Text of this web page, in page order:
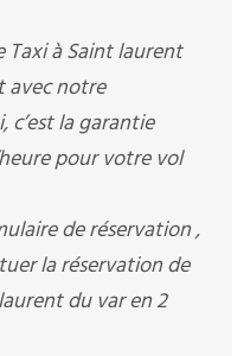
à Saint laurent
avec notre
la garantie
pour votre vol
de réservation ,
la réservation de
du var en 2